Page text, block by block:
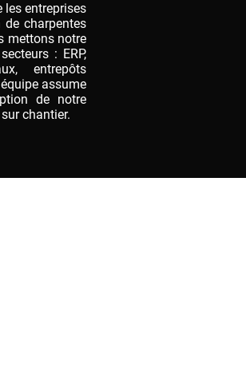
les entreprises
charpentes
mettons notre
: ERP,
entrepôts
assume
de notre
chantier.